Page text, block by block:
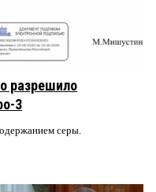
разрешило
3
серы.